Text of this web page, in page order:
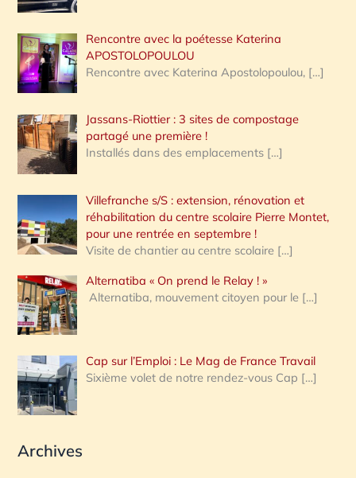
Rencontre avec la poétesse Katerina
APOSTOLOPOULOU
Rencontre avec Katerina Apostolopoulou, […]
Jassans-Riottier : 3 sites de compostage
partagé une première !
Installés dans des emplacements […]
Villefranche s/S : extension, rénovation et
réhabilitation du centre scolaire Pierre Montet,
pour une rentrée en septembre !
Visite de chantier au centre scolaire […]
Alternatiba « On prend le Relay ! »
Alternatiba, mouvement citoyen pour le […]
Cap sur l’Emploi : Le Mag de France Travail
Sixième volet de notre rendez-vous Cap […]
Archives